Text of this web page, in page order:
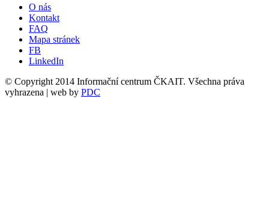
O nás
Kontakt
FAQ
Mapa stránek
FB
LinkedIn
© Copyright 2014 Informační centrum ČKAIT. Všechna práva
vyhrazena | web by PDC